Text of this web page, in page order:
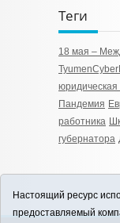
Теги
18 мая –
юридическая
Пандемия
работника
губернатора
Настоящий ресурс
предоставляемый